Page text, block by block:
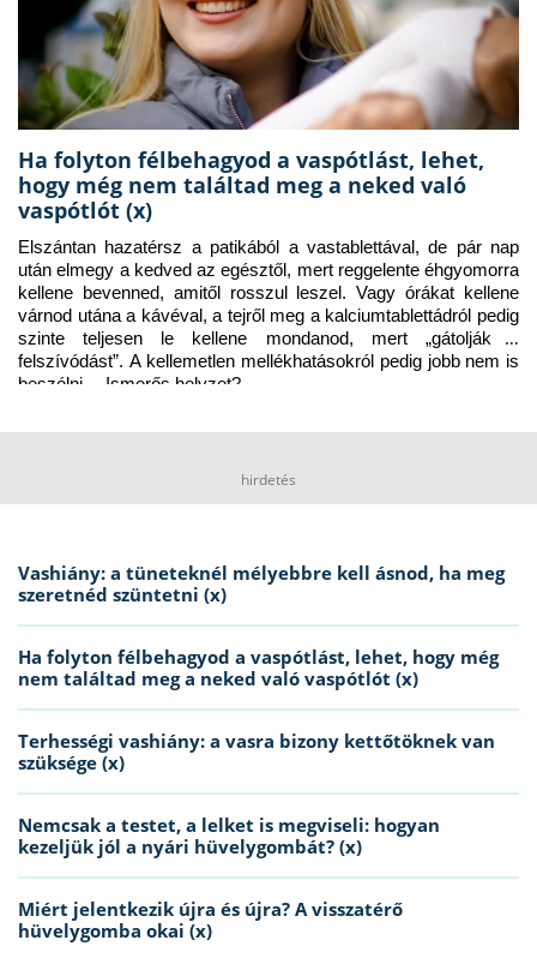
Ha folyton félbehagyod a vaspótlást, lehet,
hogy még nem találtad meg a neked való
vaspótlót (x)
Elszántan hazatérsz a patikából a vastablettával, de pár nap
után elmegy a kedved az egésztől, mert reggelente éhgyomorra
kellene bevenned, amitől rosszul leszel. Vagy órákat kellene
várnod utána a kávéval, a tejről meg a kalciumtablettádról pedig
szinte teljesen le kellene mondanod, mert „gátolják a
felszívódást”. A kellemetlen mellékhatásokról pedig jobb nem is
beszélni… Ismerős helyzet?
hirdetés
Vashiány: a tüneteknél mélyebbre kell ásnod, ha meg
szeretnéd szüntetni (x)
Ha folyton félbehagyod a vaspótlást, lehet, hogy még
nem találtad meg a neked való vaspótlót (x)
Terhességi vashiány: a vasra bizony kettőtöknek van
szüksége (x)
Nemcsak a testet, a lelket is megviseli: hogyan
kezeljük jól a nyári hüvelygombát? (x)
Miért jelentkezik újra és újra? A visszatérő
hüvelygomba okai (x)